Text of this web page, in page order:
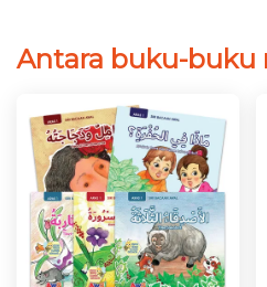
Antara buku-buku